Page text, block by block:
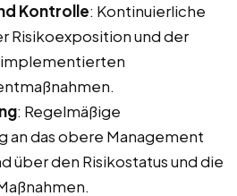
Kontrolle: Kontinuierliche
Risikoexposition und der
: Regelmäßige
an das obere Management
über den Risikostatus und die